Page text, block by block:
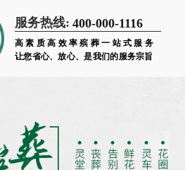
服务热线: 400-000-1116
高素质高效率殡葬一站式服务
让您省心、放心、是我们的服务宗旨